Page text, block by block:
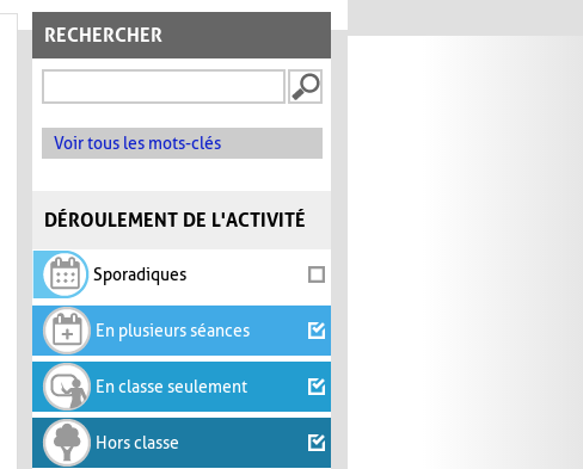
RECHERCHER
Voir tous les mots-clés
DÉROULEMENT DE L'ACTIVITÉ
Sporadiques
En plusieurs séances
En classe seulement
Hors classe